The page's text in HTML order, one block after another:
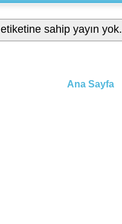
etiketine sahip yayın yok.
Ana Sayfa